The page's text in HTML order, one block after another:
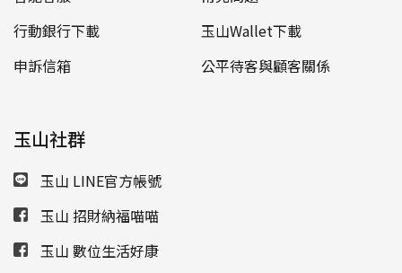
行動銀行下載
玉山Wallet下載
申訴信箱
公平待客與顧客關係
玉山社群
玉山 LINE官方帳號
玉山 招財納福喵喵
玉山 數位生活好康